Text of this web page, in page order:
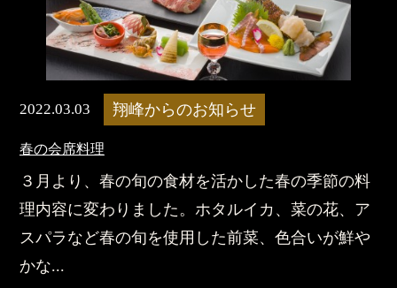
2022.03.03 翔峰からのお知らせ
春の会席料理
３月より、春の旬の食材を活かした春の季節の料
理内容に変わりました。ホタルイカ、菜の花、ア
スパラなど春の旬を使用した前菜、色合いが鮮や
かな...